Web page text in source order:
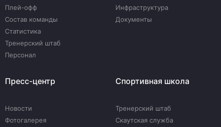
Плей-офф
Состав команды
Статистика
Тренерский штаб
Персонал
Инфраструктура
Документы
Пресс-центр
Новости
Фотогалерея
Спортивная школа
Тренерский штаб
Скаутская служба